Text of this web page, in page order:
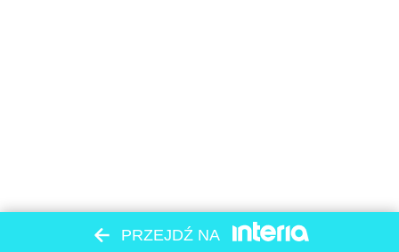
PRZEJDŹ NA